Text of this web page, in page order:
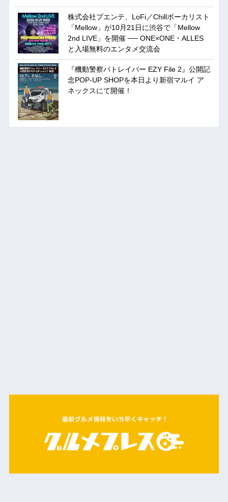
株式会社プエンテ、LoFi／Chillボーカリスト
「Mellow」が10月21日に渋谷で「Mellow
2nd LIVE」を開催 ── ONE×ONE・ALLES
と入場無料のエンタメ交流会
『機動警察パトレイバー EZY File 2』公開記
念POP-UP SHOPを本日より新宿マルイ ア
ネックスにて開催！